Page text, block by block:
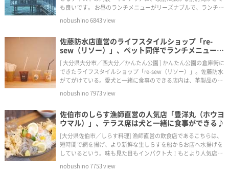
も良いです。 お昼のランチメニューがリーズナブルで、ランチを
すると温泉にも入れます。別府湾が一望でき、湯船の数メートル
先は海岸。
nobushino6843view
佐藤防水店直営のライフスタイルショップ「re-
sew（リソー）」、ペット同伴でランチメニューは
ホットサンドレモネード。
[ 大分県大分市／西大分／かんたん公園 ] かんたん公園の倉庫街に
できたライフスタイルショップ「re-sew（リソー）」。佐藤防水
がてがけている。愛犬と一緒に食事のできる店内は、革製品の財
布やおしゃれなステーショナリーなど、日常で使いやすいアイテ
ム・雑貨の販売もされている。
nobushino7973view
佐伯市のしらす漁師直営の人気店「豊洋丸（ホウヨ
ウマル）」、テラス席は犬と一緒に食事ができる♪
[大分県佐伯市／しらす料理] 漁師直営の飲食店であるこちらは、
短時間で網を揚げ、より新鮮な生しらすを船からお店へ水揚げを
しているという。味も見た目もインパクト大！もとより人気店の
ため、時間に余裕のあるときに訪れることをおすすめします。
nobushino7753view